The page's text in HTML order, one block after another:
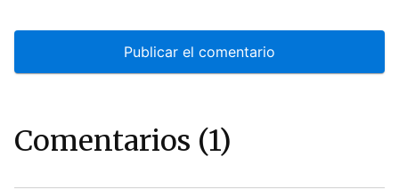
Comentarios (1)